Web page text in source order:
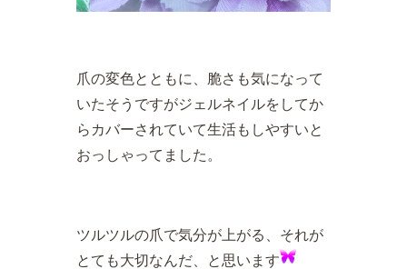
爪の変色とともに、脆さも気になって
いたそうですがジェルネイルをしてか
らカバーされていて生活もしやすいと
おっしゃってました。
ツルツルの爪で気分が上がる、それが
とても大切なんだ、と思います